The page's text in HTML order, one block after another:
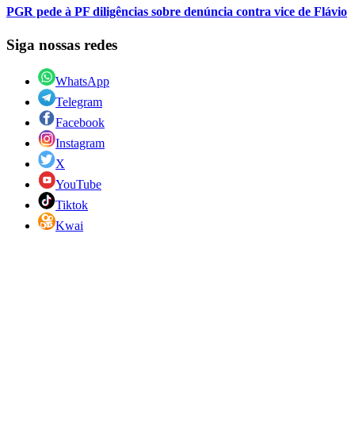
PGR pede à PF diligências sobre denúncia contra vice de Flávio
Siga nossas redes
WhatsApp
Telegram
Facebook
Instagram
X
YouTube
Tiktok
Kwai